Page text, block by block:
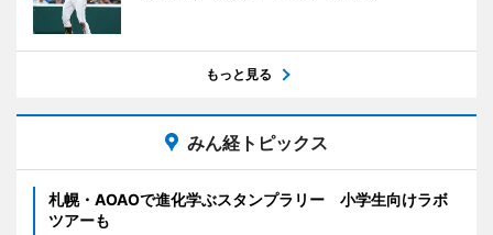
もっと見る
みん経トピックス
札幌・AOAOで進化学ぶスタンプラリー 小学生向けラボ
ツアーも